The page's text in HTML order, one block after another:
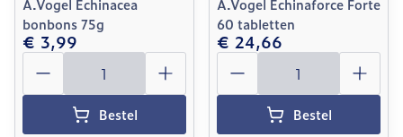
A.Vogel Echinacea
bonbons 75g
€ 3,99
Aantal
Bestel
A.Vogel Echinaforce Forte
60 tabletten
€ 24,66
Aantal
Bestel